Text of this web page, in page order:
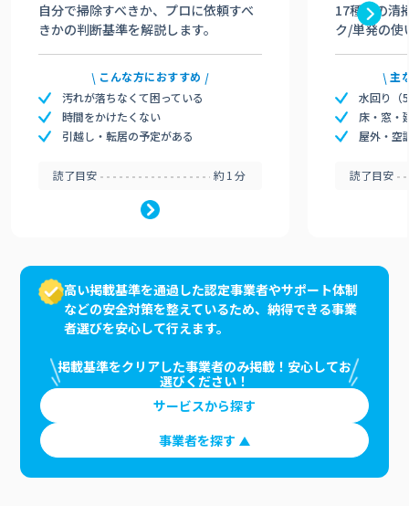
自分で掃除すべきか、プロに依頼すべ
きかの判断基準を解説します。
こんな方におすすめ
汚れが落ちなくて困っている
時間をかけたくない
引越し・転居の予定がある
読了目安 約1分
17種類の清
ク/単発の使
主
水回り（
床・窓・
屋外・空
読了目安
高い掲載基準を通過した認定事業者やサポート体制
などの安全対策を整えているため、納得できる事業
者選びを安心して行えます。
掲載基準をクリアした事業者のみ掲載！安心してお
選びください！
サービスから探す
事業者を探す